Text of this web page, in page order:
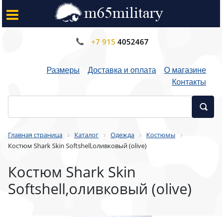
+7 915 4052467
Размеры Доставка и оплата
О магазине
Контакты
Главная страница Каталог Одежда
Костюмы
Костюм Shark Skin Softshell,оливковый (olive)
Костюм Shark Skin
Softshell,оливковый (olive)